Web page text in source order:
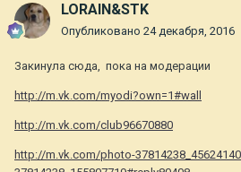
LORAIN&STK
Опубликовано 24 декабря, 2016
Закинула сюда, пока на модерации
http://m.vk.com/myodi?own=1#wall
http://m.vk.com/club96670880
http://m.vk.com/photo-